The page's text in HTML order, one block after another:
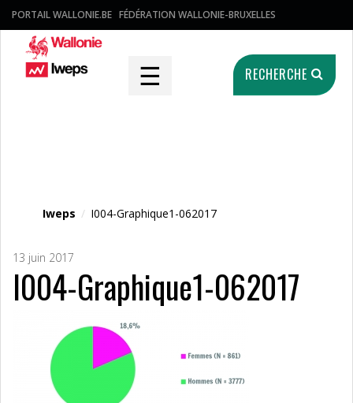
PORTAIL WALLONIE.BE FÉDÉRATION WALLONIE-BRUXELLES
☰ RECHERCHE
Iweps / I004-Graphique1-062017
13 juin 2017
I004-Graphique1-062017